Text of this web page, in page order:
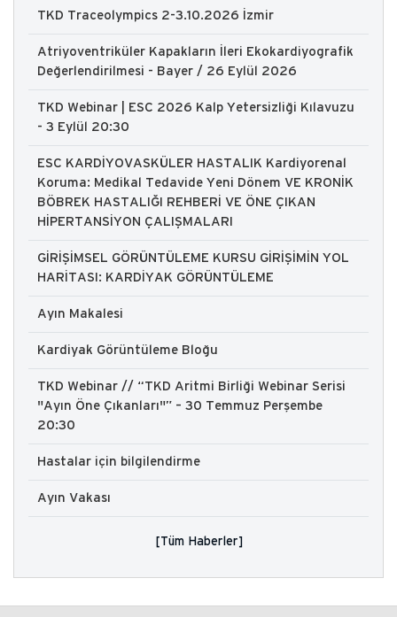
TKD Traceolympics 2-3.10.2026 İzmir
Atriyoventriküler Kapakların İleri Ekokardiyografik
Değerlendirilmesi - Bayer / 26 Eylül 2026
TKD Webinar | ESC 2026 Kalp Yetersizliği Kılavuzu
- 3 Eylül 20:30
ESC KARDİYOVASKÜLER HASTALIK Kardiyorenal
Koruma: Medikal Tedavide Yeni Dönem VE KRONİK
BÖBREK HASTALIĞI REHBERİ VE ÖNE ÇIKAN
HİPERTANSİYON ÇALIŞMALARI
GİRİŞİMSEL GÖRÜNTÜLEME KURSU GİRİŞİMİN YOL
HARİTASI: KARDİYAK GÖRÜNTÜLEME
Ayın Makalesi
Kardiyak Görüntüleme Bloğu
TKD Webinar // “TKD Aritmi Birliği Webinar Serisi
"Ayın Öne Çıkanları"” – 30 Temmuz Perşembe
20:30
Hastalar için bilgilendirme
Ayın Vakası
[Tüm Haberler]